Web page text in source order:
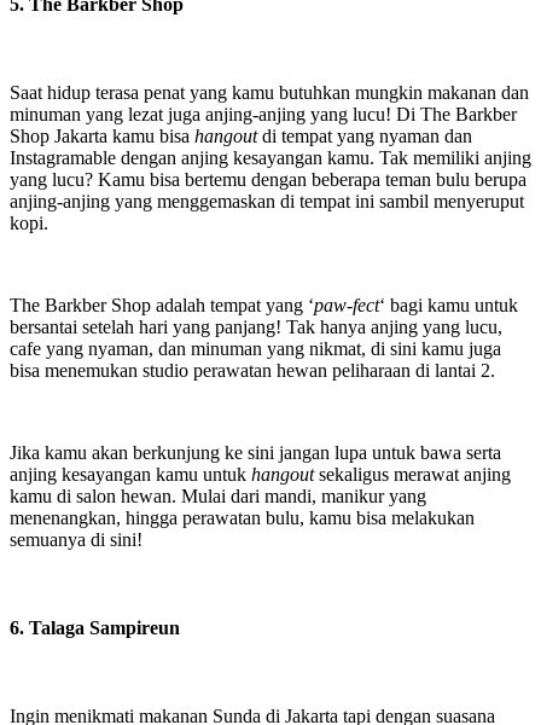
Saat hidup terasa penat yang kamu butuhkan mungkin makanan dan
minuman yang lezat juga anjing-anjing yang lucu! Di The Barkber
Shop Jakarta kamu bisa hangoutdi tempat yang nyaman dan
Instagramable dengan anjing kesayangan kamu. Tak memiliki anjing
yang lucu? Kamu bisa bertemu dengan beberapa teman bulu berupa
anjing-anjing yang menggemaskan di tempat ini sambil menyeruput
kopi.
The Barkber Shop adalah tempat yang ‘paw-fect‘ bagi kamu untuk
bersantai setelah hari yang panjang! Tak hanya anjing yang lucu,
cafe yang nyaman, dan minuman yang nikmat, di sini kamu juga
bisa menemukan studio perawatan hewan peliharaan di lantai 2.
Jika kamu akan berkunjung ke sini jangan lupa untuk bawa serta
anjing kesayangan kamu untuk hangoutsekaligus merawat anjing
kamu di salon hewan. Mulai dari mandi, manikur yang
menenangkan, hingga perawatan bulu, kamu bisa melakukan
semuanya di sini!
6. Talaga Sampireun
Ingin menikmati makanan Sunda di Jakarta tapi dengan suasana